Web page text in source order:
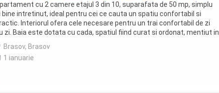
cu 2 camere etajul 3 din 10, suparafata de 50 mp, simplu
bine intretinut, ideal pentru cei ce cauta un spatiu confortabil si
Interiorul ofera cele necesare pentru un trai confortabil de zi
zi. Baia este dotata cu cada, spatiul fiind curat si ordonat, mentiut in
bune. Facilitati: - ...
Brasov, Brasov
1 ianuarie